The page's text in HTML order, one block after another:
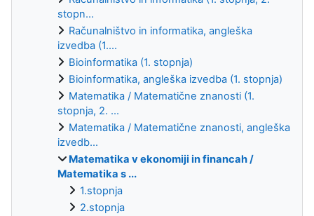
stopn...
Računalništvo in informatika, angleška
izvedba (1....
Bioinformatika (1. stopnja)
Bioinformatika, angleška izvedba (1. stopnja)
Matematika / Matematične znanosti (1.
stopnja, 2. ...
Matematika / Matematične znanosti, angleška
izvedb...
Matematika v ekonomiji in financah /
Matematika s ...
1.stopnja
2.stopnja